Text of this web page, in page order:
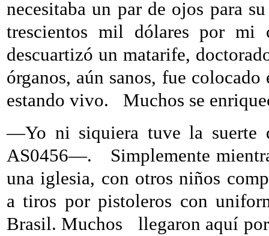
necesitaba un par de ojos para
trescientos mil dólares por mi
descuartizó un matarife,
órganos, aún sanos, fue
estando vivo.
Muchos se
—Yo ni siquiera tuve la suerte
AS0456—.
Simplemente
una iglesia, con otros niños
a tiros por pistoleros con
Brasil. Muchos
llegaron aquí